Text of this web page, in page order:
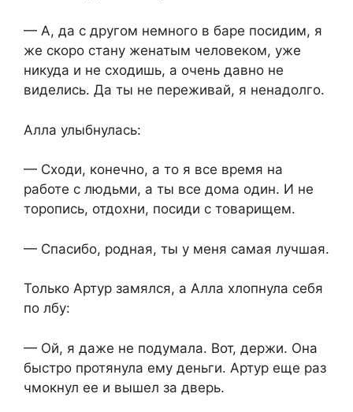
— А, да с другом немного в баре посидим, я
же скоро стану женатым человеком, уже
никуда и не сходишь, а очень давно не
виделись. Да ты не переживай, я ненадолго.
Алла улыбнулась:
— Сходи, конечно, а то я все время на
работе с людьми, а ты все дома один. И не
торопись, отдохни, посиди с товарищем.
— Спасибо, родная, ты у меня самая лучшая.
Только Артур замялся, а Алла хлопнула себя
по лбу:
— Ой, я даже не подумала. Вот, держи. Она
быстро протянула ему деньги. Артур еще раз
чмокнул ее и вышел за дверь.